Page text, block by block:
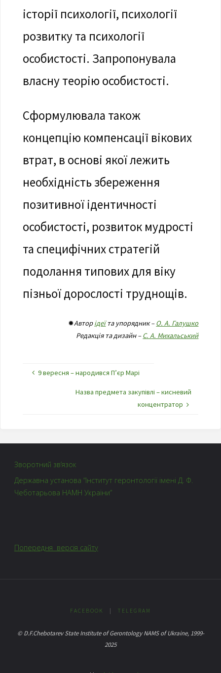
історії психології, психології
розвитку та психології
особистості. Запропонувала
власну теорію особистості.
Сформулювала також
концепцію компенсації вікових
втрат, в основі якої лежить
необхідність збереження
позитивної ідентичності
особистості, розвиток мудрості
та специфічних стратегій
подолання типових для віку
пізньої дорослості труднощів.
✹Авторідеїта упорядник –О. А. Галушко
Редакція та дизайн –С. А. Михальський
9 вересня – народився П’єр Марі
Назва предмета закупівлі – кисневий
концентратор
Зворотний зв’язок
Державна установа “Інститут геронтології імені Д. Ф.
Чеботарьова НАМН України”
Попередня версія сайту
FACEBOOK TELEGRAM
© D.F.Chebotarev State Institute of Gerontology NAMS of Ukraine, 1999-
2025